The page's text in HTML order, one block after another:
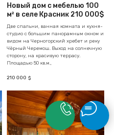
Новый дом с мебелью 100
м² в селе Красник 210 000$
Две спальни, ванная комната и кухня-
студио с большим панорамным окном и
видом на Черногорский хребет и реку
Чёрный Черемош. Выход на солнечную
сторону, на красивую террасу.
Площадью 50 кв.м.,
210 000 $